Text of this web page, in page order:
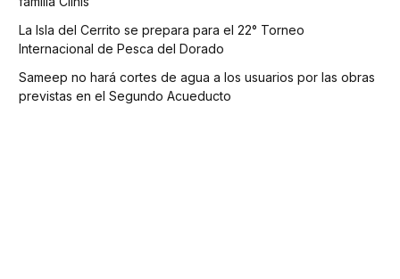
La Isla del Cerrito se prepara para el 22° Torneo
Internacional de Pesca del Dorado
Sameep no hará cortes de agua a los usuarios por las obras
previstas en el Segundo Acueducto